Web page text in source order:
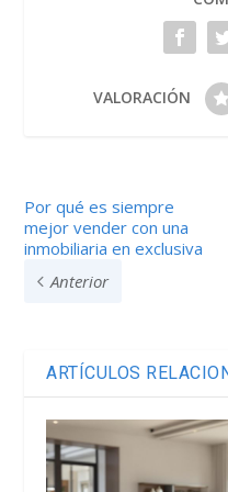
VALORACIÓN
Por qué es siempre
mejor vender con una
inmobiliaria en exclusiva
Anterior
ARTÍCULOS